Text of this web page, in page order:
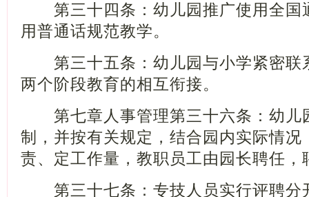
第三十四条：幼儿园推广使用全国
用普通话规范教学。
第三十五条：幼儿园与小学紧密联
两个阶段教育的相互衔接。
第七章人事管理第三十六条：幼儿
制，并按有关规定，结合园内实际情况
责、定工作量，教职员工由园长聘任，
第三十七条：专技人员实行评聘分